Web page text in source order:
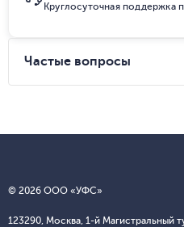
Круглосуточная поддержка
Частые вопросы
© 2026 ООО «УФС»
123290, Москва, 1-й Магистральный